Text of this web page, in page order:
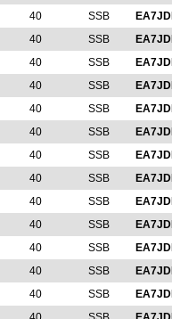
40 SSB EA7JDI
40 SSB EA7JDI
40 SSB EA7JDI
40 SSB EA7JDI
40 SSB EA7JDI
40 SSB EA7JDI
40 SSB EA7JDI
40 SSB EA7JDI
40 SSB EA7JDI
40 SSB EA7JDI
40 SSB EA7JDI
40 SSB EA7JDI
40 SSB EA7JDI